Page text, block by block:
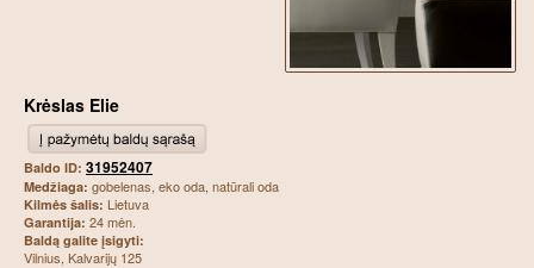
Krėslas Elie
Baldo ID: 31952407
Medžiaga: gobelenas, eko oda, natūrali oda
Kilmės šalis: Lietuva
Garantija: 24 mėn.
Baldą galite įsigyti:
Vilnius, Kalvarijų 125